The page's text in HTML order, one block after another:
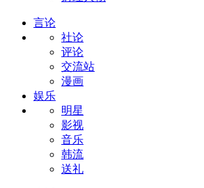
言论
社论
评论
交流站
漫画
娱乐
明星
影视
音乐
韩流
送礼